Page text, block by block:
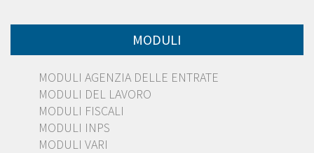
MODULI
MODULI AGENZIA DELLE ENTRATE
MODULI DEL LAVORO
MODULI FISCALI
MODULI INPS
MODULI VARI